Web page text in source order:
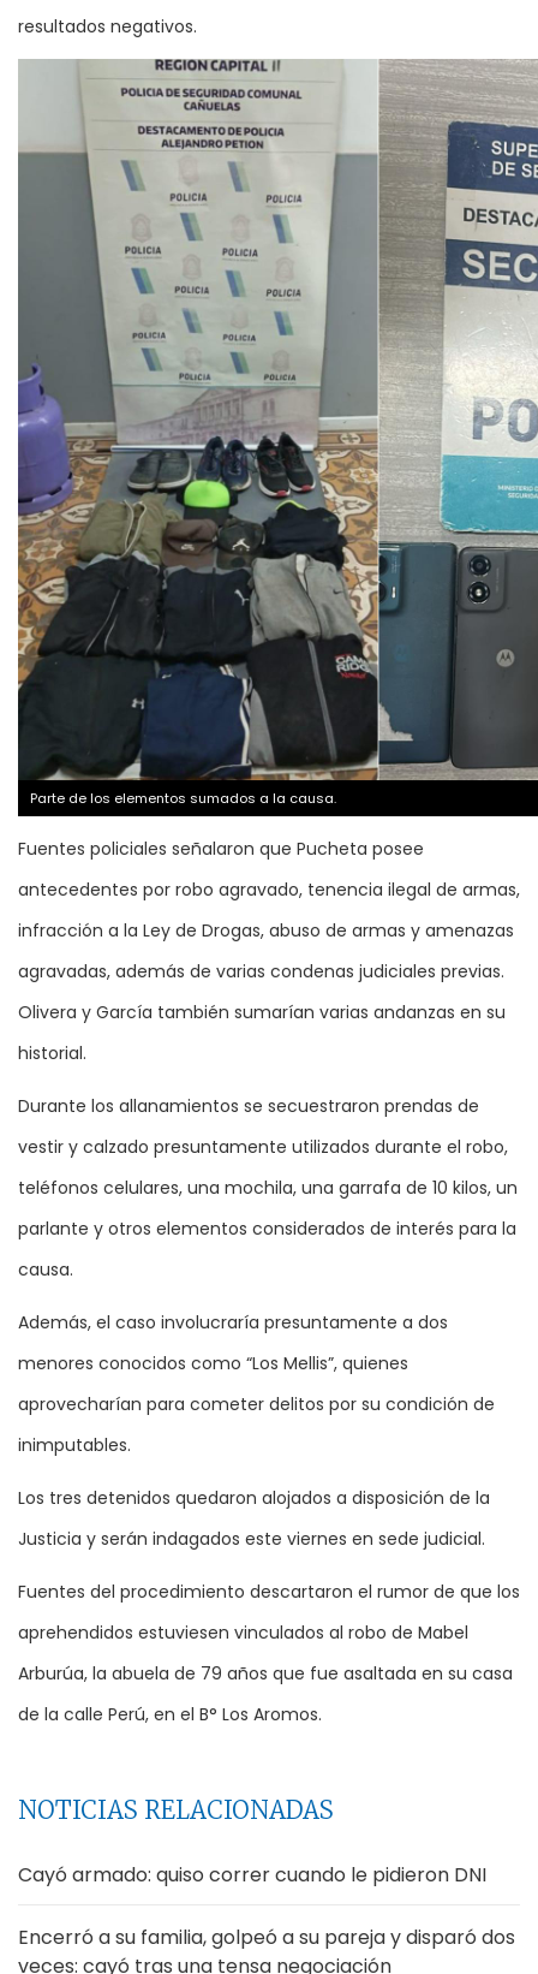
resultados negativos.
Parte de los elementos sumados a la causa.
Fuentes policiales señalaron que Pucheta posee
antecedentes por robo agravado, tenencia ilegal de armas,
infracción a la Ley de Drogas, abuso de armas y amenazas
agravadas, además de varias condenas judiciales previas.
Olivera y García también sumarían varias andanzas en su
historial.
Durante los allanamientos se secuestraron prendas de
vestir y calzado presuntamente utilizados durante el robo,
teléfonos celulares, una mochila, una garrafa de 10 kilos, un
parlante y otros elementos considerados de interés para la
causa.
Además, el caso involucraría presuntamente a dos
menores conocidos como “Los Mellis”, quienes
aprovecharían para cometer delitos por su condición de
inimputables.
Los tres detenidos quedaron alojados a disposición de la
Justicia y serán indagados este viernes en sede judicial.
Fuentes del procedimiento descartaron el rumor de que los
aprehendidos estuviesen vinculados al robo de Mabel
Arburúa, la abuela de 79 años que fue asaltada en su casa
de la calle Perú, en el B° Los Aromos.
NOTICIAS RELACIONADAS
Cayó armado: quiso correr cuando le pidieron DNI
Encerró a su familia, golpeó a su pareja y disparó dos
veces: cayó tras una tensa negociación